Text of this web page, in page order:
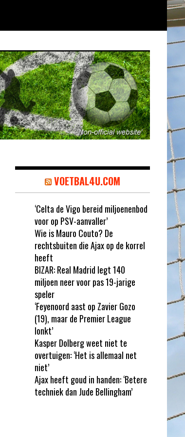
VOETBAL4U.COM
‘Celta de Vigo bereid miljoenenbod
voor op PSV-aanvaller’
Wie is Mauro Couto? De
rechtsbuiten die Ajax op de korrel
heeft
BIZAR: Real Madrid legt 140
miljoen neer voor pas 19-jarige
speler
‘Feyenoord aast op Zavier Gozo
(19), maar de Premier League
lonkt’
Kasper Dolberg weet niet te
overtuigen: ‘Het is allemaal net
niet’
Ajax heeft goud in handen: ‘Betere
techniek dan Jude Bellingham’